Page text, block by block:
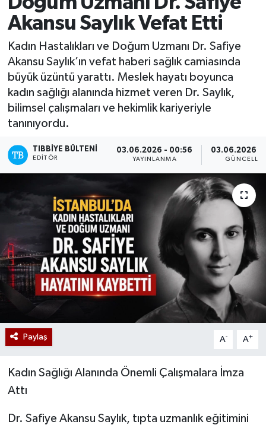
Akansu Saylık Vefat Etti
Kadın Hastalıkları ve Doğum Uzmanı Dr. Safiye
Akansu Saylık’ın vefat haberi sağlık camiasında
büyük üzüntü yarattı. Meslek hayatı boyunca
kadın sağlığı alanında hizmet veren Dr. Saylık,
bilimsel çalışmaları ve hekimlik kariyeriyle
tanınıyordu.
TIBBIYE BÜLTENI
EDITÖR
03.06.2026 - 00:56
YAYINLANMA
03.06.2026 -
Paylaş A- A+
Kadın Sağlığı Alanında Önemli Çalışmalara İmza
Attı
Dr. Safiye Akansu Saylık, tıpta uzmanlık eğitimini
Yazarlar